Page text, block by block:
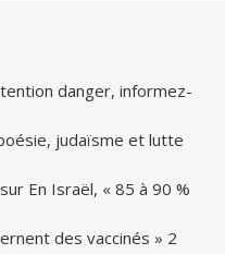
danger, informez-
judaïsme et lutte
sur En Israël, « 85 à 90 %
des vaccinés » 2